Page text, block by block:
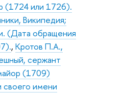
(1724 или 1726).
Википедия;
(Дата обращения
,Кротов П.А.,
сержант
(1709)
своего имени